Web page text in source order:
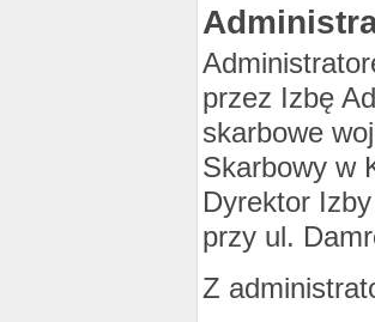
przez Izbę
skarbowe
Skarbowy w
Dyrektor
przy ul.
Z